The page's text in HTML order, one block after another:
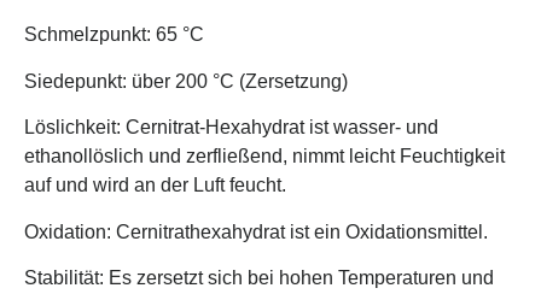
Schmelzpunkt: 65 °C
Siedepunkt: über 200 °C (Zersetzung)
Löslichkeit: Cernitrat-Hexahydrat ist wasser- und
ethanollöslich und zerfließend, nimmt leicht Feuchtigkeit
auf und wird an der Luft feucht.
Oxidation: Cernitrathexahydrat ist ein Oxidationsmittel.
Stabilität: Es zersetzt sich bei hohen Temperaturen und